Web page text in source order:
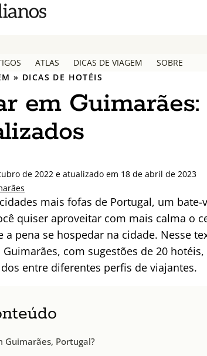
ATLAS DICAS DE VIAGEM SOBRE
» DICAS DE HOTÉIS
em
de 2022 e atualizado em 18 de abril de 2023
mais fofas de Portugal, um
quiser aproveitar com mais calma o
a pena se hospedar na cidade. Nesse
com sugestões de 20
entre diferentes perfis de viajantes.
Guimarães, Portugal?